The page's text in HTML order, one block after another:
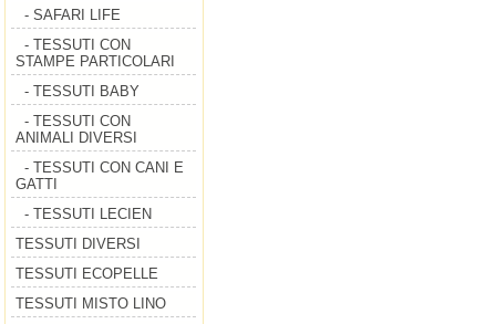
- SAFARI LIFE
- TESSUTI CON
STAMPE PARTICOLARI
- TESSUTI BABY
- TESSUTI CON
ANIMALI DIVERSI
- TESSUTI CON CANI E
GATTI
- TESSUTI LECIEN
TESSUTI DIVERSI
TESSUTI ECOPELLE
TESSUTI MISTO LINO